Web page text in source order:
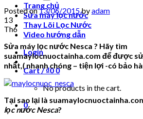
Trang chủ
Sửa máy lọc nước
Thay Lõi Lọc Nước
Video hướng dẫn
Login
Cart /₫0 0
No products in the cart.
0
Posted on13/06/2015byadam
13
Th6
Sửa máy lọc nước Nesca ? Hãy tìm
suamaylocnuoctainha.com để được
nhất,( nhanh chóng – tiện lợi -có bảo
Tại sao lại là
lọc nước Nesca?